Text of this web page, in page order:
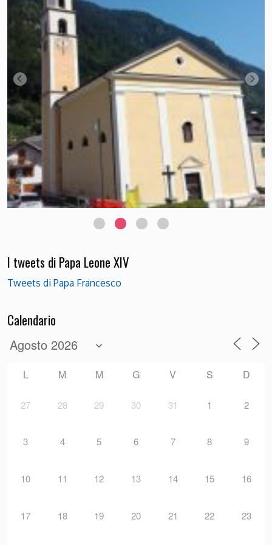
I tweets di Papa Leone XIV
Tweets di Papa Francesco
Calendario
L M M G V S D
27 28 29 30 31 1 2
3 4 5 6 7 8 9
10 11 12 13 14 15 16
17 18 19 20 21 22 23